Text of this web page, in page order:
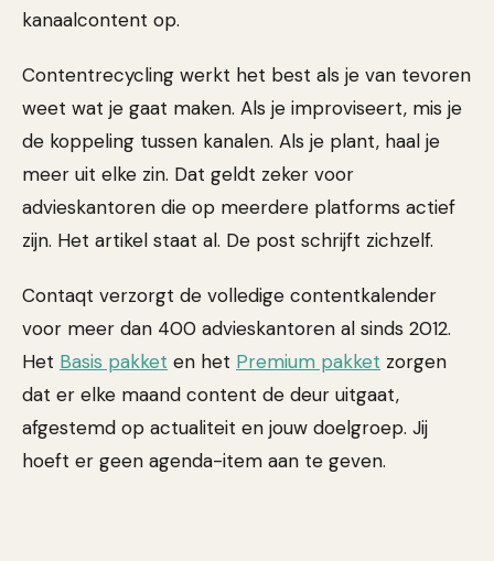
kanaalcontent op.
Contentrecycling werkt het best als je van tevoren
weet wat je gaat maken. Als je improviseert, mis je
de koppeling tussen kanalen. Als je plant, haal je
meer uit elke zin. Dat geldt zeker voor
advieskantoren die op meerdere platforms actief
zijn. Het artikel staat al. De post schrijft zichzelf.
Contaqt verzorgt de volledige contentkalender
voor meer dan 400 advieskantoren al sinds 2012.
Het Basis pakket en het Premium pakket zorgen
dat er elke maand content de deur uitgaat,
afgestemd op actualiteit en jouw doelgroep. Jij
hoeft er geen agenda-item aan te geven.